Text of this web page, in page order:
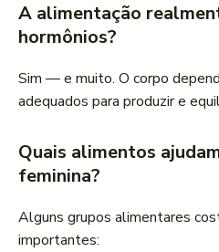
A alimentação
hormônios?
Sim — e muito. O corpo
adequados para produzir e
Quais alimentos
feminina?
Alguns grupos alimentares
importantes: